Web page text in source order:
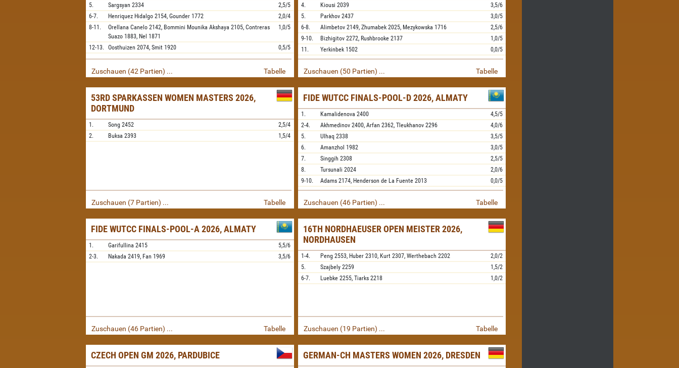
5.
Sargsyan 2334
2,5/5
6-7.
Henriquez Hidalgo 2154,Gounder 1772
2,0/4
8-11.
Orellana Canelo 2142, Bommini Mounika Akshaya 2105,Contreras
Suazo 1883, Nel 1871
1,0/5
12-13. Oosthuizen 2074,Smit 1920 0,5/5
Zuschauen (42 Partien) ... Tabelle
4.
Kiousi 2039
3,5/6
5.
Parkhov 2437
3,0/5
6-8.
Alimbetov 2149, Zhumabek 2025, Mezykowska 1716
2,5/6
9-10.
Bizhigitov 2272, Rushbrooke 2137
1,0/5
11.
Yerkinbek 1502 0,0/5
Zuschauen (50 Partien) ... Tabelle
53RD SPARKASSEN WOMEN MASTERS 2026,
DORTMUND
1. Song 2452
2,5/4
2.
Buksa 2393 1,5/4
Zuschauen (7 Partien) ... Tabelle
FIDE WUTCC FINALS-POOL-D 2026, ALMATY
1. Kamalidenova 2400
4,5/5
2-4.
Akhmedinov 2400, Arfan 2362, Tleukhanov 2296
4,0/6
5.
Ulhaq 2338
3,5/5
6.
Amanzhol 1982
3,0/5
7.
Singgih 2308
2,5/5
8.
Tursunali 2024
2,0/6
9-10.
Adams 2174, Henderson de La Fuente 2013 0,0/5
Zuschauen (46 Partien) ... Tabelle
FIDE WUTCC FINALS-POOL-A 2026, ALMATY
1. Garifullina 2415
5,5/6
2-3.
Nakada 2419, Fan 1969 3,5/6
Zuschauen (46 Partien) ... Tabelle
16TH NORDHAEUSER OPEN MEISTER 2026,
NORDHAUSEN
1-4. Peng 2553, Huber 2310, Kurt 2307, Werthebach 2202
2,0/2
5.
Szajbely 2259
1,5/2
6-7.
Luebke 2255, Tiarks 2218 1,0/2
Zuschauen (19 Partien) ... Tabelle
CZECH OPEN GM 2026, PARDUBICE GERMAN-CH MASTERS WOMEN 2026, DRESDEN